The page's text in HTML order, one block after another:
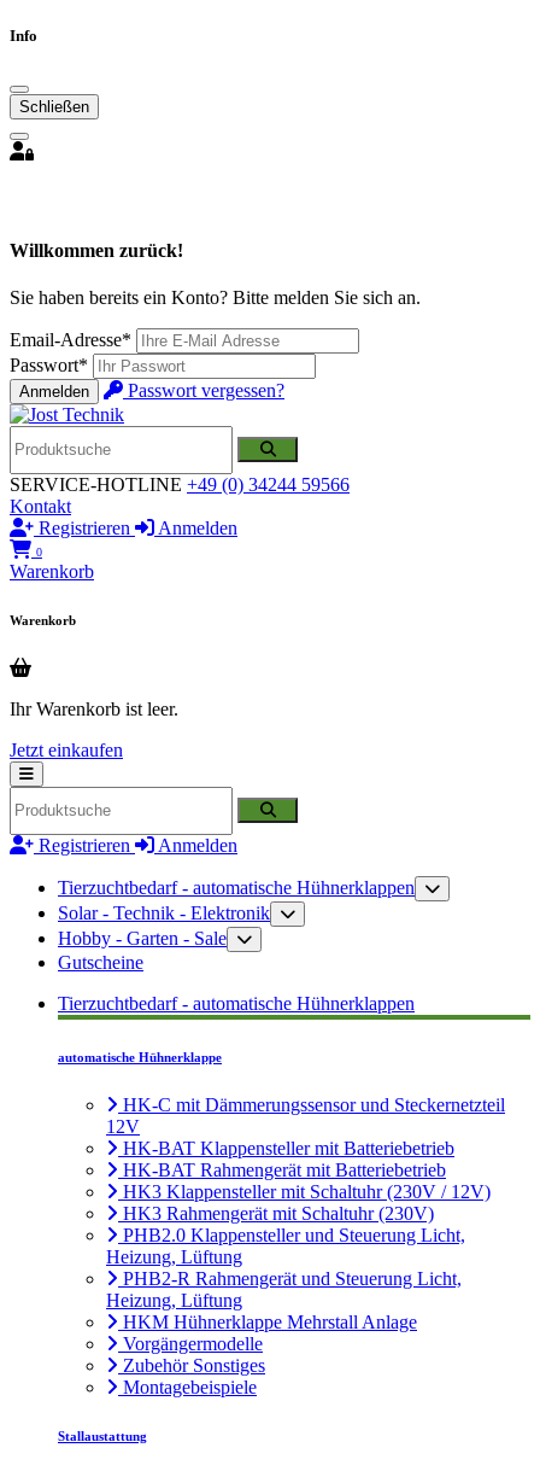
Info
Schließen
Willkommen zurück!
Sie haben bereits ein Konto? Bitte melden Sie sich an.
Email-Adresse*
Passwort*
Anmelden Passwort vergessen?
SERVICE-HOTLINE +49 (0) 34244 59566
Kontakt
Registrieren
Anmelden
0
Warenkorb
Warenkorb
Ihr Warenkorb ist leer.
Jetzt einkaufen
Registrieren Anmelden
Tierzuchtbedarf - automatische Hühnerklappen
Solar - Technik - Elektronik
Hobby - Garten - Sale
Gutscheine
Tierzuchtbedarf - automatische Hühnerklappen
automatische Hühnerklappe
HK-C mit Dämmerungssensor und Steckernetzteil
12V
HK-BAT Klappensteller mit Batteriebetrieb
HK-BAT Rahmengerät mit Batteriebetrieb
HK3 Klappensteller mit Schaltuhr (230V / 12V)
HK3 Rahmengerät mit Schaltuhr (230V)
PHB2.0 Klappensteller und Steuerung Licht,
Heizung, Lüftung
PHB2-R Rahmengerät und Steuerung Licht,
Heizung, Lüftung
HKM Hühnerklappe Mehrstall Anlage
Vorgängermodelle
Zubehör Sonstiges
Montagebeispiele
Stallaustattung